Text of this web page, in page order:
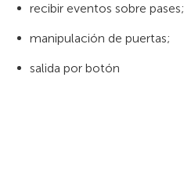
recibir eventos sobre pases;
manipulación de puertas;
salida por botón